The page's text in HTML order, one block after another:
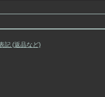
記 (返品など)